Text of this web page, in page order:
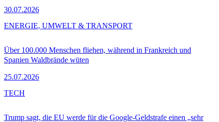
30.07.2026
Über 100.000 Menschen fliehen, während in Frankreich und
Spanien Waldbrände wüten
25.07.2026
ENERGIE, UMWELT & TRANSPORT
Trump sagt, die EU werde für die Google-Geldstrafe einen „sehr
TECH